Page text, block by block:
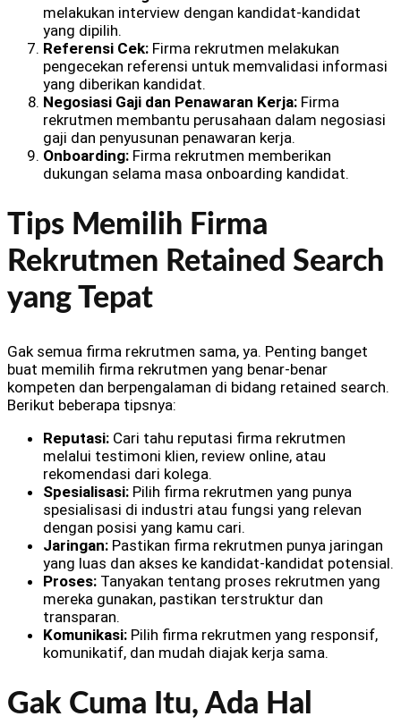
melakukan interview dengan kandidat-kandidat
yang dipilih.
Referensi Cek: Firma rekrutmen melakukan
pengecekan referensi untuk memvalidasi informasi
yang diberikan kandidat.
Negosiasi Gaji dan Penawaran Kerja: Firma
rekrutmen membantu perusahaan dalam negosiasi
gaji dan penyusunan penawaran kerja.
Onboarding: Firma rekrutmen memberikan
dukungan selama masa onboarding kandidat.
Tips Memilih Firma
Rekrutmen Retained Search
yang Tepat
Gak semua firma rekrutmen sama, ya. Penting banget
buat memilih firma rekrutmen yang benar-benar
kompeten dan berpengalaman di bidang retained search.
Berikut beberapa tipsnya:
Reputasi: Cari tahu reputasi firma rekrutmen
melalui testimoni klien, review online, atau
rekomendasi dari kolega.
Spesialisasi: Pilih firma rekrutmen yang punya
spesialisasi di industri atau fungsi yang relevan
dengan posisi yang kamu cari.
Jaringan: Pastikan firma rekrutmen punya jaringan
yang luas dan akses ke kandidat-kandidat potensial.
Proses: Tanyakan tentang proses rekrutmen yang
mereka gunakan, pastikan terstruktur dan
transparan.
Komunikasi: Pilih firma rekrutmen yang responsif,
komunikatif, dan mudah diajak kerja sama.
Gak Cuma Itu, Ada Hal